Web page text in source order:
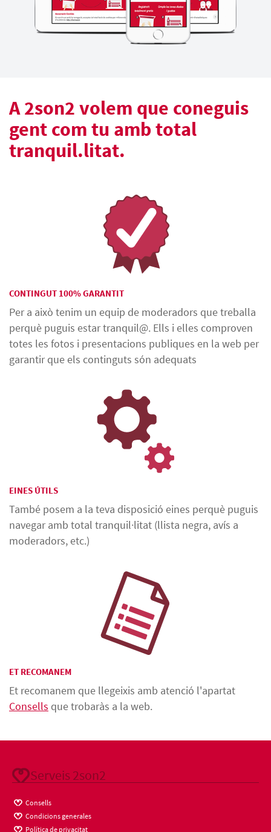
A 2son2 volem que coneguis
gent com tu amb total
tranquil.litat.
CONTINGUT 100% GARANTIT
Per a això tenim un equip de moderadors que treballa
perquè puguis estar tranquil@. Ells i elles comproven
totes les fotos i presentacions publiques en la web per
garantir que els continguts són adequats
EINES ÚTILS
També posem a la teva disposició eines perquè puguis
navegar amb total tranquil·litat (llista negra, avís a
moderadors, etc.)
ET RECOMANEM
Et recomanem que llegeixis amb atenció l'apartat
Consells que trobaràs a la web.
Serveis 2son2
Consells
Condicions generales
Política de privacitat